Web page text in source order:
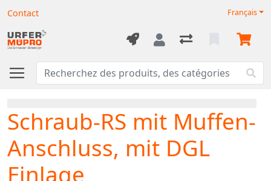
Contact Français
Schraub-RS mit Muffen-
Anschluss, mit DGL
Einlage